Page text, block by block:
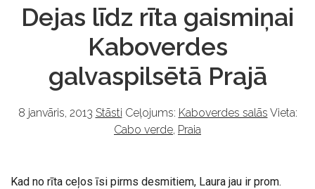
Dejas līdz rīta gaismiņai
Kaboverdes
galvaspilsētā Prajā
8 janvāris, 2013 Stāsti Ceļojums: Kaboverdes salās Vieta:
Cabo verde, Praia
Kad no rīta ceļos īsi pirms desmitiem, Laura jau ir prom.